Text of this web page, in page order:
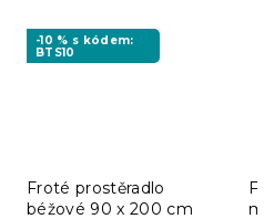
-10 % s kódem:
BTS10
Froté prostěradlo
béžové 90 x 200 cm